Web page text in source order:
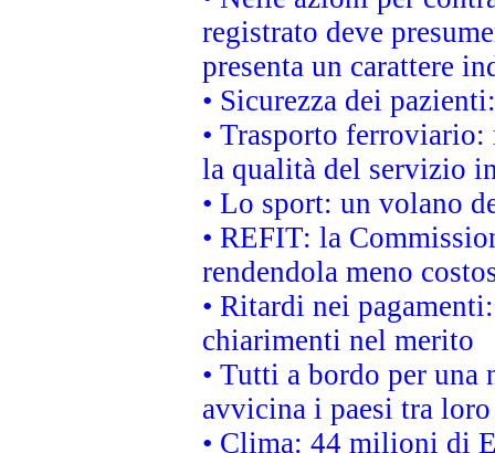
registrato deve
presenta un carattere
• Sicurezza dei
• Trasporto
la qualità del servizio
• Lo sport: un volano
• REFIT: la
rendendola meno
• Ritardi nei
chiarimenti nel merito
• Tutti a bordo per una
avvicina i paesi tra loro
• Clima: 44 milioni di